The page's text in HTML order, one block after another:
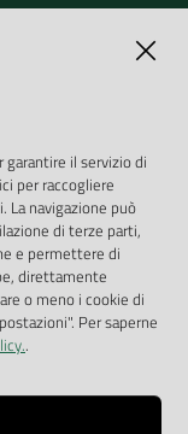
il servizio di
per raccogliere
La navigazione può
di terze parti,
e permettere di
direttamente
o meno i cookie di
Per saperne
.